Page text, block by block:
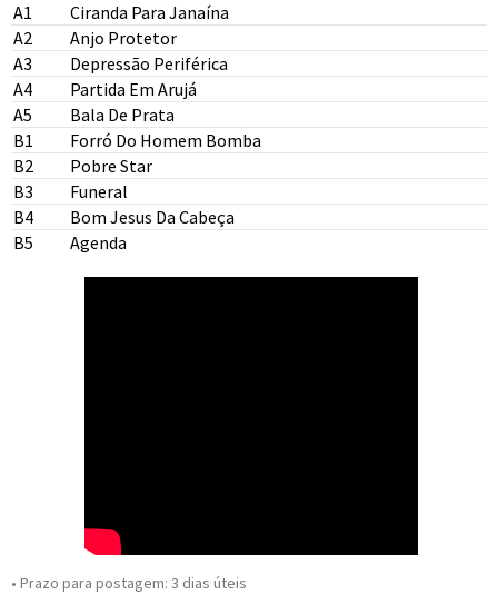
A1 Ciranda Para Janaína
André Magalhães
Thiago França
Fabiana Cozza
Jonathan Silva
A2 Anjo Protetor
Marcelo Pretto
Jonathan Silva
A3 Depressão PeriféricaMauricio Pereira
A4 Partida Em Arujá
Juçara Marçal
Kiko Dinucci
A5 Bala De PrataAndré Magalhães
Sapopemba
Douglas Germano
B1 Forró Do Homem Bomba
Sérgio Machado (2)
Rob Mazurek
Marcelo Pretto
B2 Pobre Star
Lurdez da Luz
Rodrigo Brandão
B3 Funeral
Bruno Morais
Kiko Dinucci
B4 Bom Jesus Da Cabeça
Areia
Alessandra Leão
B5 Agenda
• Prazo para postagem: 3 dias úteis